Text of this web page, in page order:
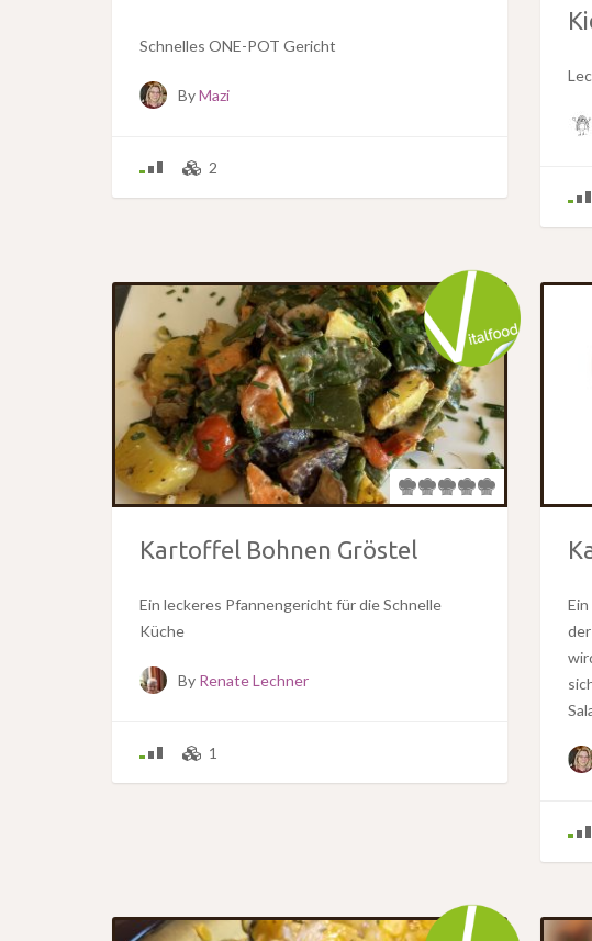
Schnelles ONE-POT Gericht
ByMazi
2
Kartoffel Bohnen Gröstel
Ein leckeres Pfannengericht für die Schnelle
Küche
By Renate Lechner
1